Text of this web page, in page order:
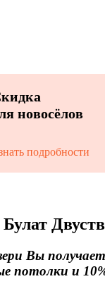
новосёлов
подробности
Вы
потолки и